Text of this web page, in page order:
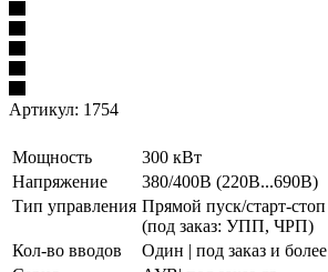
Артикул: 1754
Мощность
300 кВт
Напряжение
380/400В (220В...690В)
Тип управления Прямой пуск/старт-стоп
(под заказ: УПП, ЧРП)
Кол-во вводов
Один | под заказ и более